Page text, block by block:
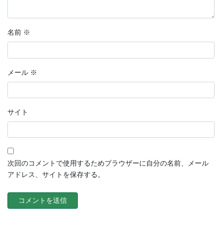
名前 ※
メール ※
サイト
次回のコメントで使用するためブラウザーに自分の名前、メール
アドレス、サイトを保存する。